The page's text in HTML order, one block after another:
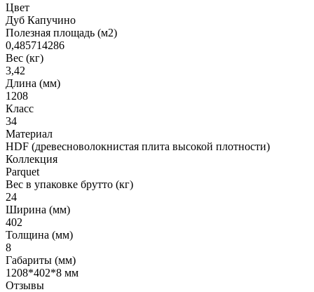
Цвет
Дуб Капучино
Полезная площадь (м2)
0,485714286
Вес (кг)
3,42
Длина (мм)
1208
Класс
34
Материал
HDF (древесноволокнистая плита высокой плотности)
Коллекция
Parquet
Вес в упаковке брутто (кг)
24
Ширина (мм)
402
Толщина (мм)
8
Габариты (мм)
1208*402*8 мм
Отзывы